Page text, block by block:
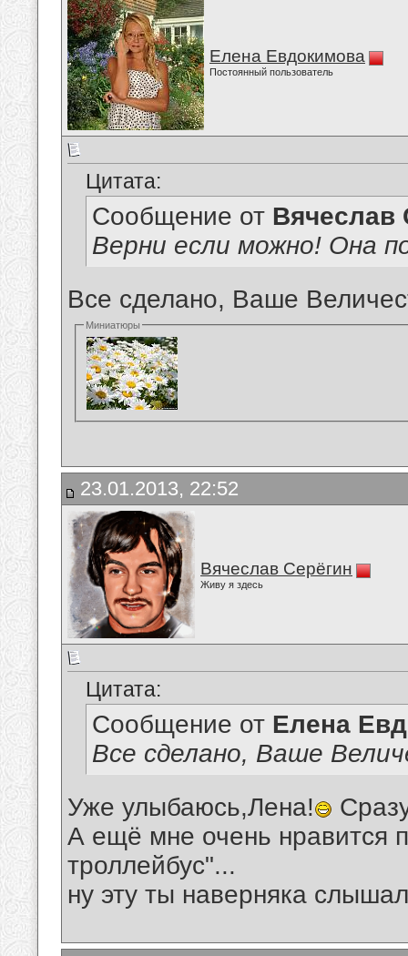
Елена Евдокимова
Постоянный пользователь
Цитата:
Сообщение от Вячеслав
Верни если можно! Она
Все сделано, Ваше
Миниатюры
23.01.2013, 22:52
Вячеслав Серёгин
Живу я здесь
Цитата:
Сообщение от Елена
Все сделано, Ваше
Уже улыбаюсь,Лена!
А ещё мне очень нравится
троллейбус"...
ну эту ты наверняка